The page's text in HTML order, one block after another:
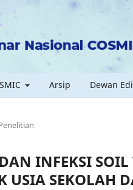
Arsip Dewan
INFEKSI
USIA SEKOLAH